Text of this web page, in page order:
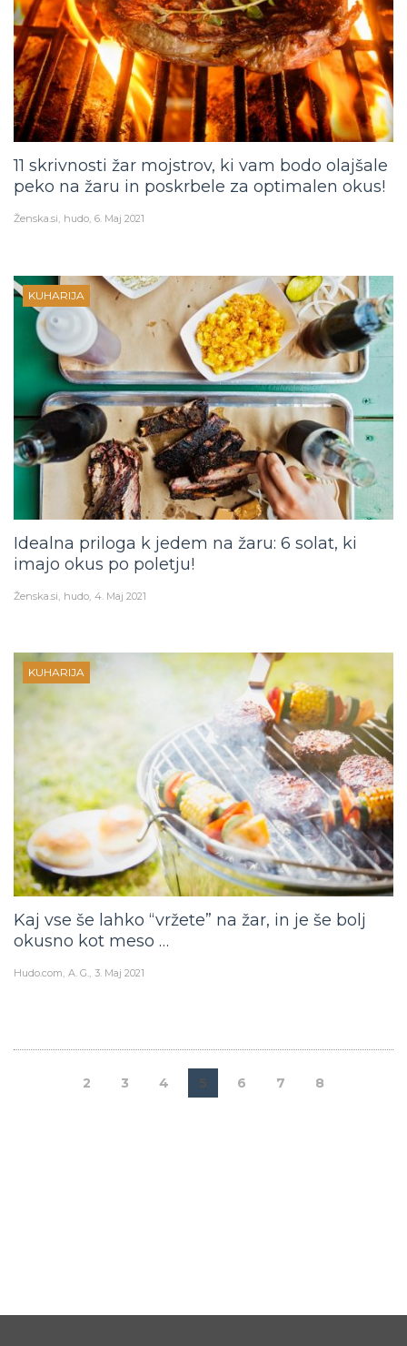
11 skrivnosti žar mojstrov, ki vam bodo olajšale
peko na žaru in poskrbele za optimalen okus!
Ženska.si hudo 6. Maj 2021
KUHARIJA
Idealna priloga k jedem na žaru: 6 solat, ki
imajo okus po poletju!
Ženska.si hudo 4. Maj 2021
KUHARIJA
Kaj vse še lahko “vržete” na žar, in je še bolj
okusno kot meso …
Hudo.com A. G. 3. Maj 2021
2 3 4 5 6 7 8